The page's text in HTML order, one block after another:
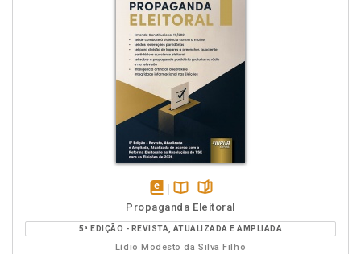
disponível
em
eBook
Disponível
na
B.V.
páginas
Propaganda Eleitoral
5ª EDIÇÃO - REVISTA, ATUALIZADA E AMPLIADA
Lídio Modesto da Silva Filho